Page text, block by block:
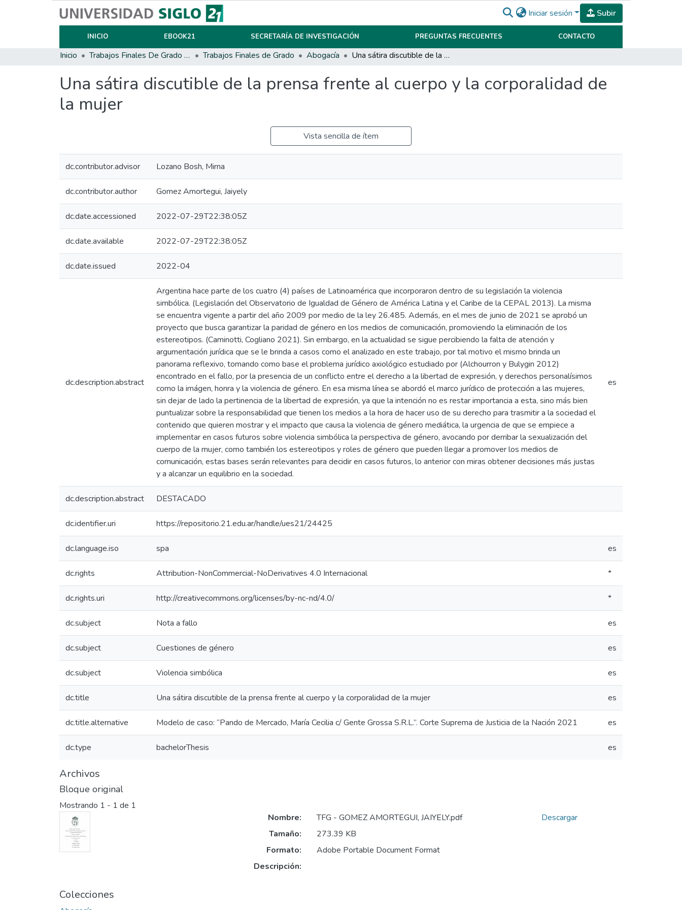
Iniciar sesión Subir
INICIO EBOOK21 SECRETARÍA DE INVESTIGACIÓN PREGUNTAS FRECUENTES CONTACTO
Inicio Trabajos Finales De Grado Y Posgrado Trabajos Finales de Grado Abogacía Una sátira discutible de la prensa frente al cuerpo y la corporalidad de la mujer
Una sátira discutible de la prensa frente al cuerpo y la corporalidad de
la mujer
Vista sencilla de ítem
dc.contributor.advisor Lozano Bosh, Mirna
dc.contributor.author Gomez Amortegui, Jaiyely
dc.date.accessioned 2022-07-29T22:38:05Z
dc.date.available 2022-07-29T22:38:05Z
dc.date.issued 2022-04
dc.description.abstract
Argentina hace parte de los cuatro (4) países de Latinoamérica que incorporaron dentro de su legislación la violencia
simbólica. (Legislación del Observatorio de Igualdad de Género de América Latina y el Caribe de la CEPAL 2013). La misma
se encuentra vigente a partir del año 2009 por medio de la ley 26.485. Además, en el mes de junio de 2021 se aprobó un
proyecto que busca garantizar la paridad de género en los medios de comunicación, promoviendo la eliminación de los
estereotipos. (Caminotti, Cogliano 2021). Sin embargo, en la actualidad se sigue percibiendo la falta de atención y
argumentación jurídica que se le brinda a casos como el analizado en este trabajo, por tal motivo el mismo brinda un
panorama reflexivo, tomando como base el problema jurídico axiológico estudiado por (Alchourron y Bulygin 2012)
encontrado en el fallo, por la presencia de un conflicto entre el derecho a la libertad de expresión, y derechos personalísimos
como la imágen, honra y la violencia de género. En esa misma línea se abordó el marco jurídico de protección a las mujeres,
sin dejar de lado la pertinencia de la libertad de expresión, ya que la intención no es restar importancia a esta, sino más bien
puntualizar sobre la responsabilidad que tienen los medios a la hora de hacer uso de su derecho para trasmitir a la sociedad el
contenido que quieren mostrar y el impacto que causa la violencia de género mediática, la urgencia de que se empiece a
implementar en casos futuros sobre violencia simbólica la perspectiva de género, avocando por derribar la sexualización del
cuerpo de la mujer, como también los estereotipos y roles de género que pueden llegar a promover los medios de
comunicación, estas bases serán relevantes para decidir en casos futuros, lo anterior con miras obtener decisiones más justas
y a alcanzar un equilibrio en la sociedad.
es
dc.description.abstract DESTACADO
dc.identifier.uri https://repositorio.21.edu.ar/handle/ues21/24425
dc.language.iso spa es
dc.rights Attribution-NonCommercial-NoDerivatives 4.0 Internacional *
dc.rights.uri http://creativecommons.org/licenses/by-nc-nd/4.0/ *
dc.subject Nota a fallo es
dc.subject Cuestiones de género es
dc.subject Violencia simbólica es
dc.title Una sátira discutible de la prensa frente al cuerpo y la corporalidad de la mujer es
dc.title.alternative Modelo de caso: “Pando de Mercado, María Cecilia c/ Gente Grossa S.R.L.”. Corte Suprema de Justicia de la Nación 2021 es
dc.type bachelorThesis es
Archivos
Bloque original
Mostrando 1 - 1 de 1
Nombre:
TFG - GOMEZ AMORTEGUI, JAIYELY.pdf
Tamaño:
273.39 KB
Formato:
Adobe Portable Document Format
Descripción:
Descargar
Colecciones